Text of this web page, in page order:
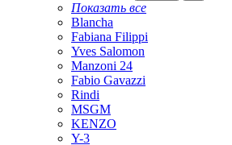
Показать все
Blancha
Fabiana Filippi
Yves Salomon
Manzoni 24
Fabio Gavazzi
Rindi
MSGM
KENZO
Y-3